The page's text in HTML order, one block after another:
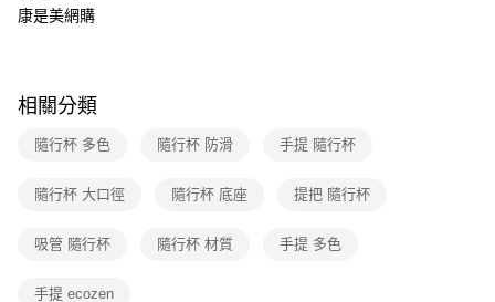
悠遊付
運送方式
超商取貨付款(下單後3-5個工作天配送)
每筆NT$70，滿NT$399(含以上)免運費
宅配-下單後3-5個工作天配送(不含預購品)，箱購品分箱出貨
康是美網購
相關分類
隨行杯 多色 隨行杯 防滑 手提 隨行杯
隨行杯 大口徑 隨行杯 底座 提把 隨行杯
吸管 隨行杯 隨行杯 材質 手提 多色
手提 ecozen